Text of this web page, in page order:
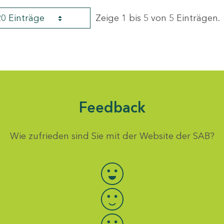
Einträge Zeige 1 bis 5 von 5 Einträgen.
Feedback
Wie zufrieden sind Sie mit der Website der SAB?
Bewertung auswählen